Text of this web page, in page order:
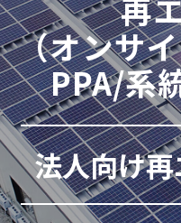
再
（オンサ
PPA/系
法人向け